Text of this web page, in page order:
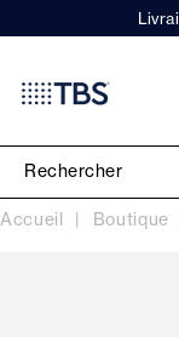
Accueil Boutique